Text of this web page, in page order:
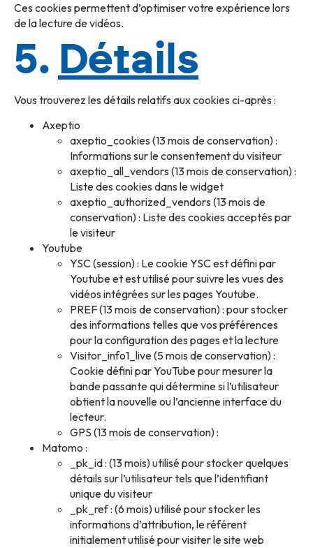
Ces cookies permettent d’optimiser votre expérience lors
de la lecture de vidéos.
5. Détails
Vous trouverez les détails relatifs aux cookies ci-après :
Axeptio
axeptio_cookies (13 mois de conservation) :
Informations sur le consentement du visiteur
axeptio_all_vendors (13 mois de conservation) :
Liste des cookies dans le widget
axeptio_authorized_vendors (13 mois de
conservation) : Liste des cookies acceptés par
le visiteur
Youtube
YSC (session) : Le cookie YSC est défini par
Youtube et est utilisé pour suivre les vues des
vidéos intégrées sur les pages Youtube.
PREF (13 mois de conservation) : pour stocker
des informations telles que vos préférences
pour la configuration des pages et la lecture
Visitor_info1_live (5 mois de conservation) :
Cookie défini par YouTube pour mesurer la
bande passante qui détermine si l’utilisateur
obtient la nouvelle ou l’ancienne interface du
lecteur.
GPS (13 mois de conservation) :
Matomo :
_pk_id : (13 mois) utilisé pour stocker quelques
détails sur l’utilisateur tels que l’identifiant
unique du visiteur
_pk_ref : (6 mois) utilisé pour stocker les
informations d’attribution, le référent
initialement utilisé pour visiter le site web